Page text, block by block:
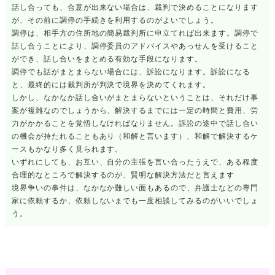
話し合っても、合意が出来ない場合は、裁判で決めることになります
が、その前に調停の手続きを利用するのがよいでしょう。
調停は、相手方の住所地の簡易裁判所に申立てれば出来ます。調停で
話し合うことにより、調停委員のアドバイスやあっせんを受けること
ができ、話し合いをまとめる有効な手段になります。
調停でも話がまとまらない場合には、訴訟になります。訴訟になる
と、最終的には裁判所が判決で境界を決めてくれます。
しかし、なかなか話し合いがまとまらないということは、それだけ事
案が複雑なのでしょうから、解決するまでには一定の時間と費用、労
力がかかることを覚悟しなければなりません。訴訟の途中で話し合い
の機会が持たれることもあり（和解と言います）、和解で解決するケ
ースもかなり多く見られます。
いずれにしても、お互い、自分の主張を言い合ったうえで、ある程度
合理的なところで解決するのが、賢明な解決方法だと言えます
境界争いの事件は、なかなか難しい面もあるので、弁護士などの専門
家に依頼するか、依頼しないまでも一度相談してみるのがいいでしょ
う。